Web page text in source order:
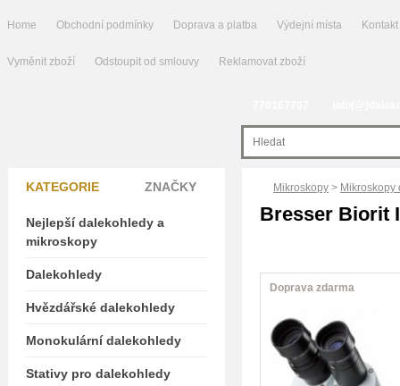
Home Obchodní podmínky Doprava a platba Výdejní místa Kontakt
Vyměnit zboží Odstoupit od smlouvy Reklamovat zboží
Mikroskopy > Mikroskopy
Bresser Biorit
Doprava zdarma
KATEGORIE ZNAČKY
Nejlepší dalekohledy a
mikroskopy
Dalekohledy
Hvězdářské dalekohledy
Monokulární dalekohledy
Stativy pro dalekohledy